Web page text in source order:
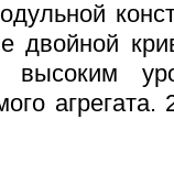
двойной